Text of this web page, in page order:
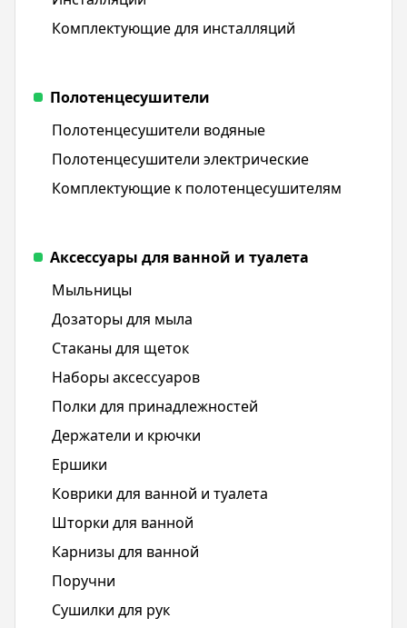
Комплектующие для инсталляций
Полотенцесушители
Полотенцесушители водяные
Полотенцесушители электрические
Комплектующие к полотенцесушителям
Аксессуары для ванной и туалета
Мыльницы
Дозаторы для мыла
Стаканы для щеток
Наборы аксессуаров
Полки для принадлежностей
Держатели и крючки
Ершики
Коврики для ванной и туалета
Шторки для ванной
Карнизы для ванной
Поручни
Сушилки для рук